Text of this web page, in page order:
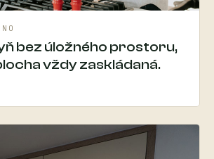
bez úložného prostoru,
vždy zaskládaná.